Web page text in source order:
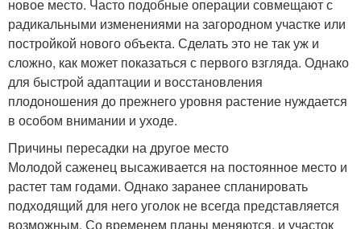
новое место. Часто подобные операции совмещают с
радикальными изменениями на загородном участке или
постройкой нового объекта. Сделать это не так уж и
сложно, как может показаться с первого взгляда. Однако
для быстрой адаптации и восстановления
плодоношения до прежнего уровня растение нуждается
в особом внимании и уходе.
Причины пересадки на другое место
Молодой саженец высаживается на постоянное место и
растет там годами. Однако заранее спланировать
подходящий для него уголок не всегда представляется
возможным. Со временем планы меняются, и участок